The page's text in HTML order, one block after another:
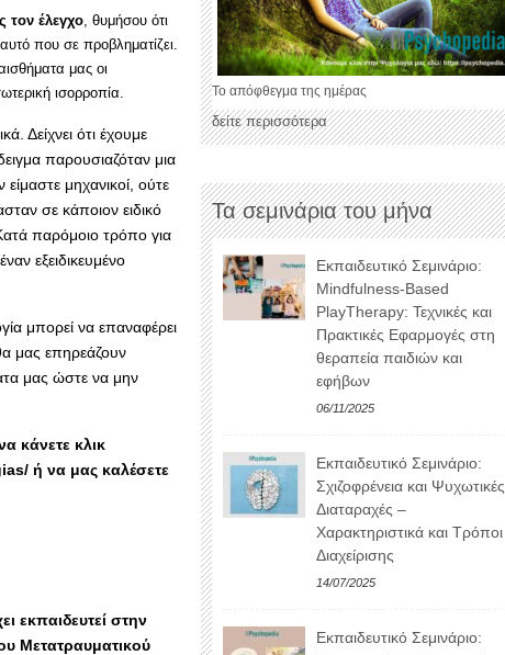
τον έλεγχο , θυμήσου ότι
που σε προβληματίζει.
μας οι
ισορροπία.
Δείχνει ότι έχουμε
παρουσιαζόταν μια
μηχανικοί, ούτε
σε κάποιον ειδικό
παρόμοιο τρόπο για
εξειδικευμένο
μπορεί να επαναφέρει
μας επηρεάζουν
μας ώστε να μην
κάνετε κλικ
ή να μας καλέσετε
στην
Μετατραυματικού
Το απόφθεγμα της ημέρας
δείτε περισσότερα
Τα σεμινάρια του μήνα
Εκπαιδευτικό Σεμινάριο:
Mindfulness-Based
PlayTherapy: Τεχνικές και
Πρακτικές Εφαρμογές στη
θεραπεία παιδιών και
εφήβων
06/11/2025
Εκπαιδευτικό Σεμινάριο:
Σχιζοφρένεια και Ψυχωτικές
Διαταραχές –
Χαρακτηριστικά και Τρόποι
Διαχείρισης
14/07/2025
Εκπαιδευτικό Σεμινάριο: